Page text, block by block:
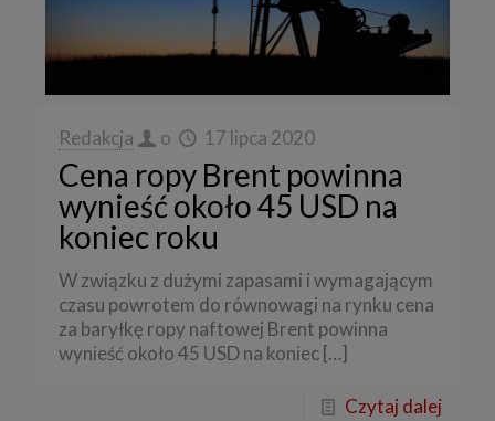
Redakcja o 17 lipca 2020
Cena ropy Brent powinna
wynieść około 45 USD na
koniec roku
W związku z dużymi zapasami i wymagającym
czasu powrotem do równowagi na rynku cena
za baryłkę ropy naftowej Brent powinna
wynieść około 45 USD na koniec […]
Czytaj dalej